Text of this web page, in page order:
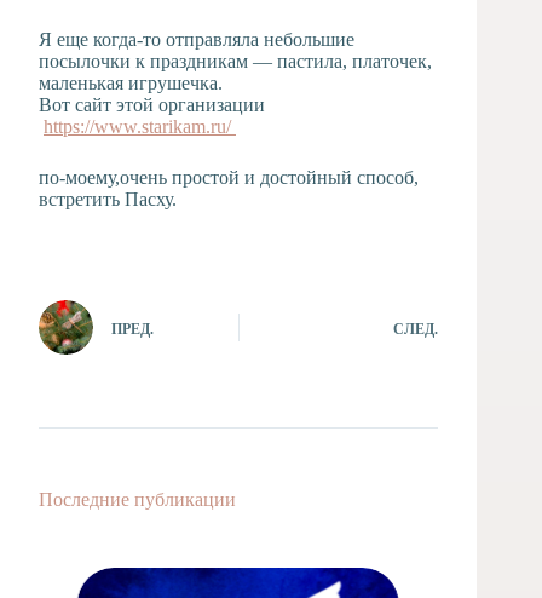
Я еще когда-то отправляла небольшие
посылочки к праздникам — пастила, платочек,
маленькая игрушечка.
Вот сайт этой организации
https://www.starikam.ru/
по-моему,очень простой и достойный способ,
встретить Пасху.
ПРЕД. СЛЕД.
Последние публикации